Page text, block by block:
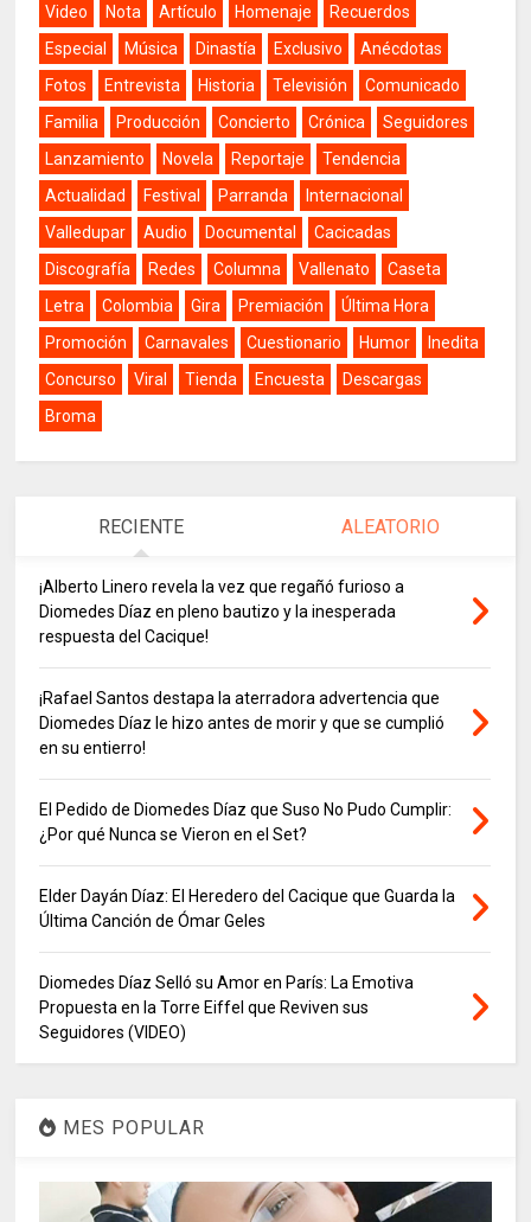
Video Nota Artículo Homenaje
Recuerdos
Especial
Música Dinastía Exclusivo
Anécdotas
Fotos
Entrevista Historia Televisión
Comunicado
Familia
Producción Concierto Crónica
Seguidores
Lanzamiento
Novela Reportaje
Tendencia
Actualidad
Festival Parranda
Internacional
Valledupar
Audio Documental
Cacicadas
Discografía
Redes Columna Vallenato
Caseta
Letra
Colombia Gira Premiación
Última Hora
Promoción
Carnavales Cuestionario Humor
Inedita
Concurso
Viral Tienda Encuesta
Descargas
Broma
RECIENTE ALEATORIO
¡Alberto Linero revela la vez que regañó furioso a
Diomedes Díaz en pleno bautizo y la inesperada
respuesta del Cacique!
¡Rafael Santos destapa la aterradora advertencia que
Diomedes Díaz le hizo antes de morir y que se cumplió
en su entierro!
El Pedido de Diomedes Díaz que Suso No Pudo Cumplir:
¿Por qué Nunca se Vieron en el Set?
Elder Dayán Díaz: El Heredero del Cacique que Guarda la
Última Canción de Ómar Geles
Diomedes Díaz Selló su Amor en París: La Emotiva
Propuesta en la Torre Eiffel que Reviven sus
Seguidores (VIDEO)
MES POPULAR